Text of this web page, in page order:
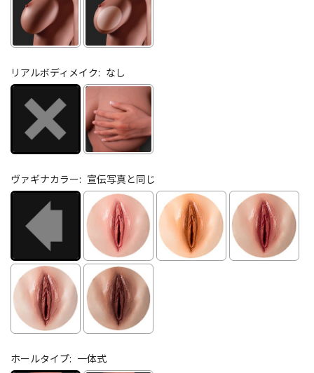
リアルボディメイク: なし
ヴァギナカラー: 宣伝写真と同じ
ホールタイプ: 一体式